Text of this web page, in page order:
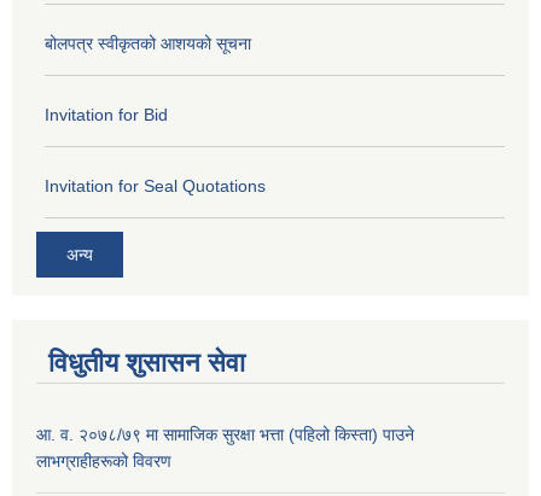
बोलपत्र स्वीकृतको आशयको सूचना
Invitation for Bid
Invitation for Seal Quotations
अन्य
विधुतीय शुसासन सेवा
आ. व. २०७८/७९ मा सामाजिक सुरक्षा भत्ता (पहिलो किस्ता) पाउने
लाभग्राहीहरूको विवरण